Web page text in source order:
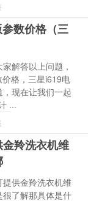
数价格（三
解答以上问题，
格，三星i619电
现在让我们一起
...
羚洗衣机维
供金羚洗衣机维
了解那具体是什